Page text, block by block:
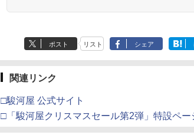
ポスト リスト シェア
関連リンク
□駿河屋 公式サイト
□「駿河屋クリスマスセール第2弾」特設ペー